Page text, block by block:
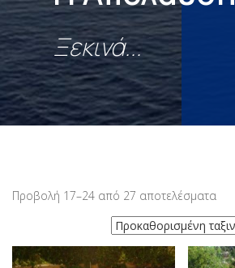
Ξεκινά...
Προβολή 17–24 από 27 αποτελέσματα